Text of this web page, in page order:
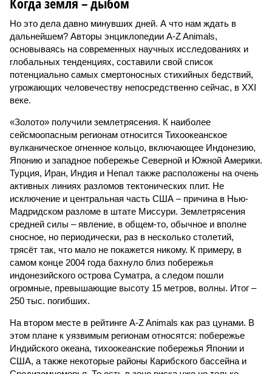
Но это дела давно минувших дней. А что нам ждать в
дальнейшем? Авторы энциклопедии A-Z Animals,
основываясь на современных научных исследованиях и
глобальных тенденциях, составили свой список
потенциально самых смертоносных стихийных бедствий,
угрожающих человечеству непосредственно сейчас, в XXI
веке.
«Золото» получили землетрясения. К наиболее
сейсмоопасным регионам относится Тихоокеанское
вулканическое огненное кольцо, включающее Индонезию,
Японию и западное побережье Северной и Южной Америки.
Турция, Иран, Индия и Непал также расположены на очень
активных линиях разломов тектонических плит. Не
исключение и центральная часть США – причина в Нью-
Мадридском разломе в штате Миссури. Землетрясения
средней силы – явление, в общем-то, обычное и вполне
сносное, но периодически, раз в несколько столетий,
трясёт так, что мало не покажется никому. К примеру, в
самом конце 2004 года бахнуло близ побережья
индонезийского острова Суматра, а следом пошли
огромные, превышающие высоту 15 метров, волны. Итог –
250 тыс. погибших.
На втором месте в рейтинге A-Z Animals как раз цунами. В
этом плане к уязвимым регионам относятся: побережье
Индийского океана, тихо­океанские побережья Японии и
США, а также некоторые районы Карибского бассейна и